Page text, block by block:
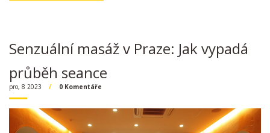
Senzuální masáž v Praze: Jak vypadá
průběh seance
pro, 8 2023 0 Komentáře